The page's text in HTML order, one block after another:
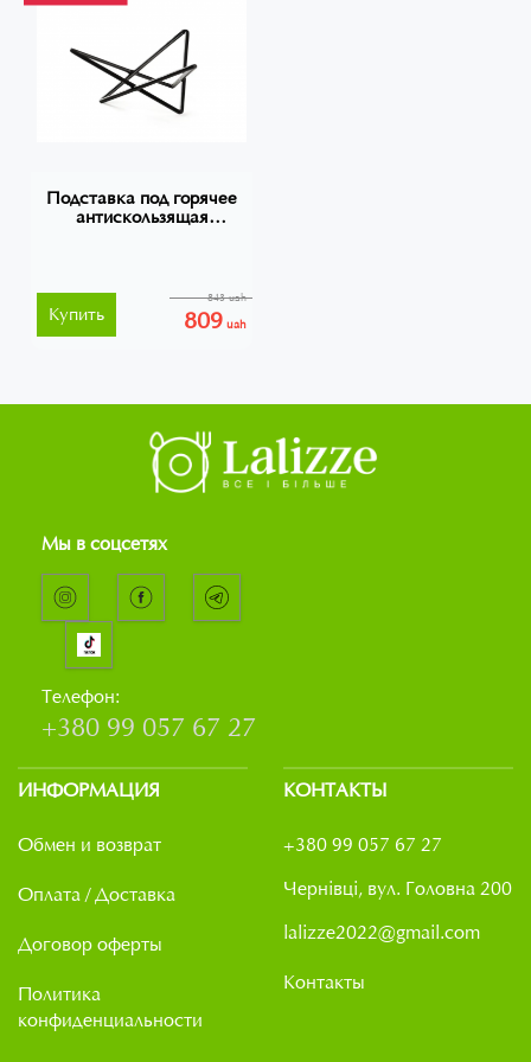
Подставка под горячее
антискользящая
809 uah
843 uah
Купить
Мы в соцсетях
Телефон:
+380 99 057 67 27
ИНФОРМАЦИЯ
Обмен и возврат
Оплата / Доставка
Договор оферты
Политика
конфиденциальности
КОНТАКТЫ
+380 99 057 67 27
Чернівці, вул. Головна 200
lalizze2022@gmail.com
Контакты